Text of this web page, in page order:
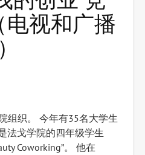
视和广播
组织。 今年有35名大学生
法戈学院的四年级学生
Coworking”。 他在